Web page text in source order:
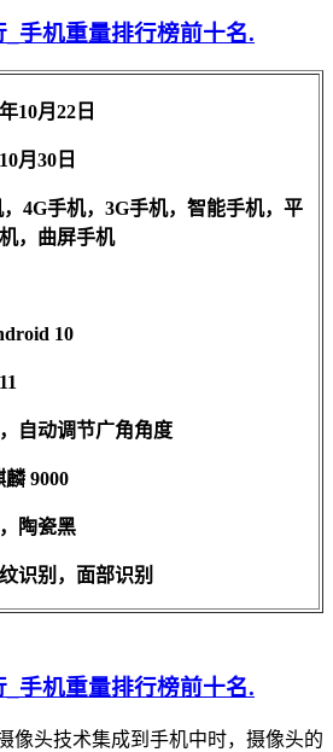
.
10月22日
月30日
4G手机，3G手机，智能手机，平
，曲屏手机
10
自动调节广角角度
9000
陶瓷黑
识别，面部识别
.
像头技术集成到手机中时，摄像头的